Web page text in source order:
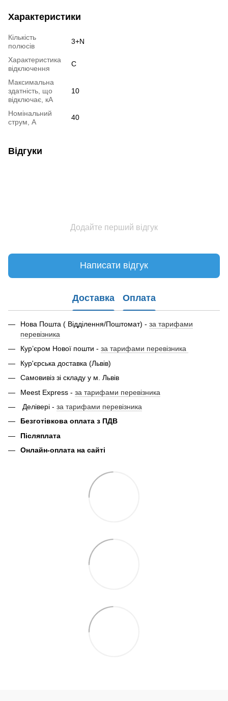
Характеристики
Кількість
полюсів
3+N
Характеристика
відключення
C
Максимальна
здатність, що
відключає, кА
10
Номінальний
струм, А
40
Відгуки
Додайте перший відгук
Написати відгук
Доставка Оплата
Нова Пошта ( Відділення/Поштомат) - за тарифами
перевізника
Кур’єром Нової пошти - за тарифами перевізника
Кур'єрська доставка (Львів)
Самовивіз зі складу у м. Львів
Meest Express - за тарифами перевізника
Делівері - за тарифами перевізника
Безготівкова оплата з ПДВ
Післяплата
Онлайн-оплата на сайті